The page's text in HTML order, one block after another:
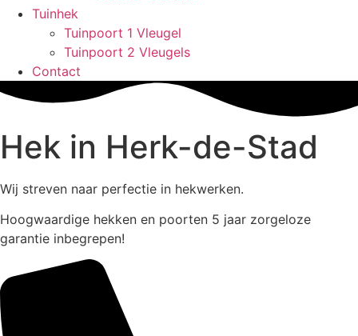
Tuinhek
Tuinpoort 1 Vleugel
Tuinpoort 2 Vleugels
Contact
Hek in Herk-de-Stad
Wij streven naar perfectie in hekwerken.
Hoogwaardige hekken en poorten 5 jaar zorgeloze
garantie inbegrepen!